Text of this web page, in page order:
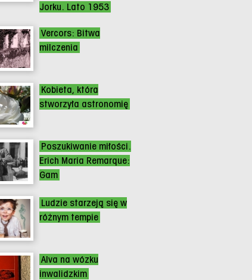
Jorku. Lato 1953
Vercors: Bitwa
milczenia
Kobieta, która
stworzyła astronomię
Poszukiwanie miłości.
Erich Maria Remarque:
Gam
Ludzie starzeją się w
różnym tempie
Alva na wózku
inwalidzkim